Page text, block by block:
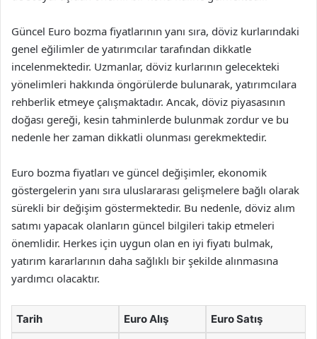
Güncel Euro bozma fiyatlarının yanı sıra, döviz kurlarındaki
genel eğilimler de yatırımcılar tarafından dikkatle
incelenmektedir. Uzmanlar, döviz kurlarının gelecekteki
yönelimleri hakkında öngörülerde bulunarak, yatırımcılara
rehberlik etmeye çalışmaktadır. Ancak, döviz piyasasının
doğası gereği, kesin tahminlerde bulunmak zordur ve bu
nedenle her zaman dikkatli olunması gerekmektedir.
Euro bozma fiyatları ve güncel değişimler, ekonomik
göstergelerin yanı sıra uluslararası gelişmelere bağlı olarak
sürekli bir değişim göstermektedir. Bu nedenle, döviz alım
satımı yapacak olanların güncel bilgileri takip etmeleri
önemlidir. Herkes için uygun olan en iyi fiyatı bulmak,
yatırım kararlarının daha sağlıklı bir şekilde alınmasına
yardımcı olacaktır.
Tarih Euro Alış Euro Satış